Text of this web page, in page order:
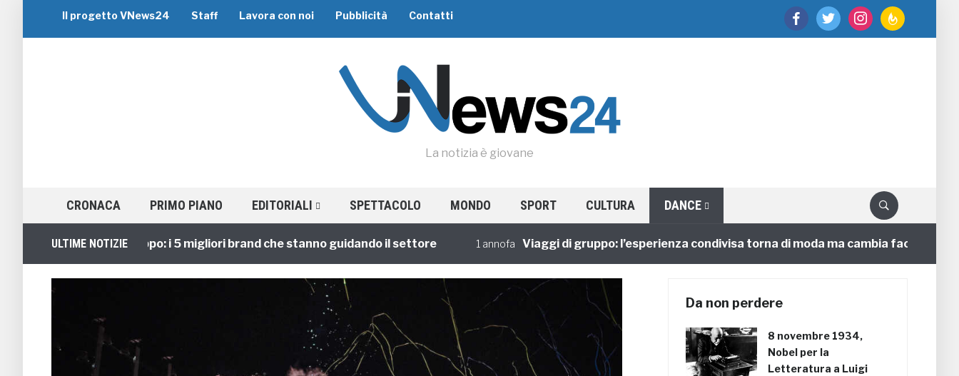
facebooktwitter instagramfeedburner
Il progetto VNews24 Staff Lavora con noi Pubblicità Contatti
La notizia è giovane
CRONACA PRIMO PIANO EDITORIALI SPETTACOLO MONDO SPORT CULTURA DANCE
ULTIME NOTIZIE
Viaggi di Gruppo: i 5 migliori brand che stanno guidando il settore 1 annofa Viaggi di gruppo: l’esperienza condivisa torna di moda ma cambia faccia
Da non perdere
8 novembre 1934,
Nobel per la
Letteratura a Luigi